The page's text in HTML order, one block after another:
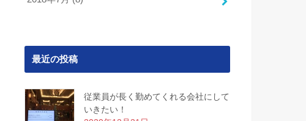
最近の投稿
従業員が長く勤めてくれる会社にして
いきたい！